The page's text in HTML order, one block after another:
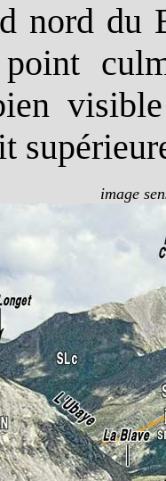
nord du
image